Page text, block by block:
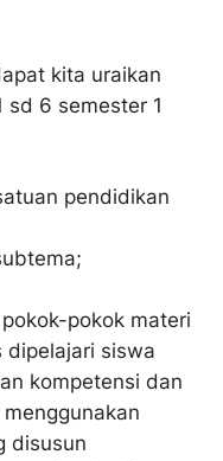
kita uraikan
sd 6 semester 1
pendidikan
pokok materi
dipelajari siswa
kompetensi dan
disusun